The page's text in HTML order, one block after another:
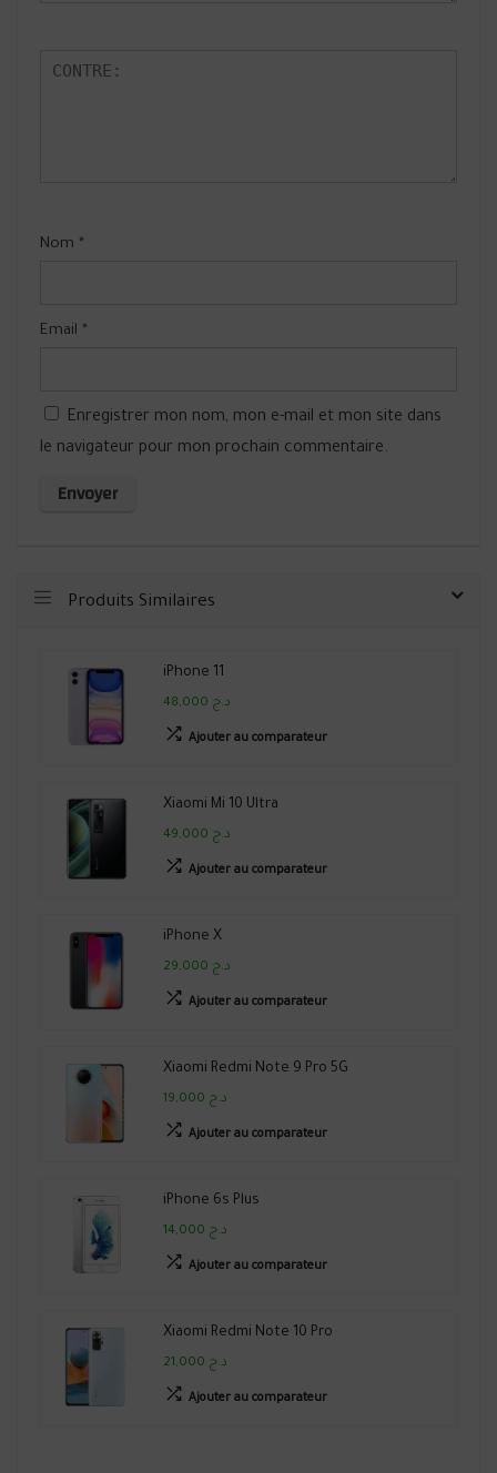
Nom *
Email *
Enregistrer mon nom, mon e-mail et mon site dans
le navigateur pour mon prochain commentaire.
Produits Similaires
iPhone 11
48,000 د.ج
Ajouter au comparateur
Xiaomi Mi 10 Ultra
49,000 د.ج
Ajouter au comparateur
iPhone X
29,000 د.ج
Ajouter au comparateur
Xiaomi Redmi Note 9 Pro 5G
19,000 د.ج
Ajouter au comparateur
iPhone 6s Plus
14,000 د.ج
Ajouter au comparateur
Xiaomi Redmi Note 10 Pro
21,000 د.ج
Ajouter au comparateur